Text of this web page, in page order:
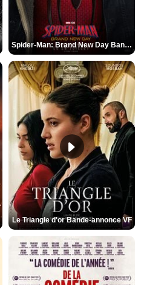
Spider-Man: Brand New Day Bande-annonce VO STFR
Le Triangle d'or Bande-annonce VF